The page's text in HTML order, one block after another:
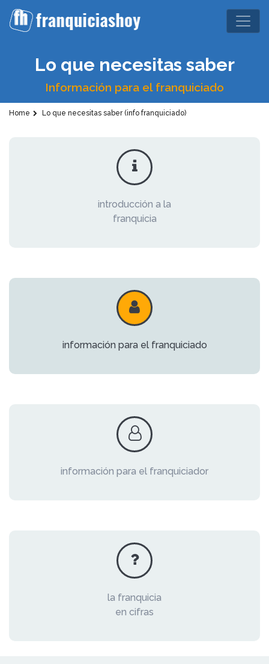
Lo que necesitas saber
Información para el franquiciado
Home Lo que necesitas saber (info franquiciado)
introducción a la
franquicia
información para el franquiciado
información para el franquiciador
la franquicia
en cifras